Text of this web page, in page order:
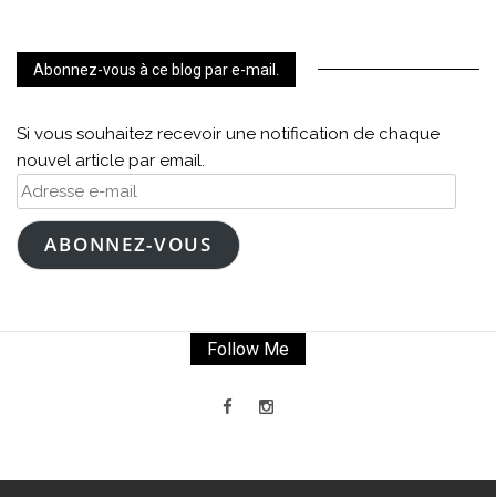
Abonnez-vous à ce blog par e-mail.
Si vous souhaitez recevoir une notification de chaque
nouvel article par email.
Adresse
e-
mailABONNEZ-VOUS
Follow Me